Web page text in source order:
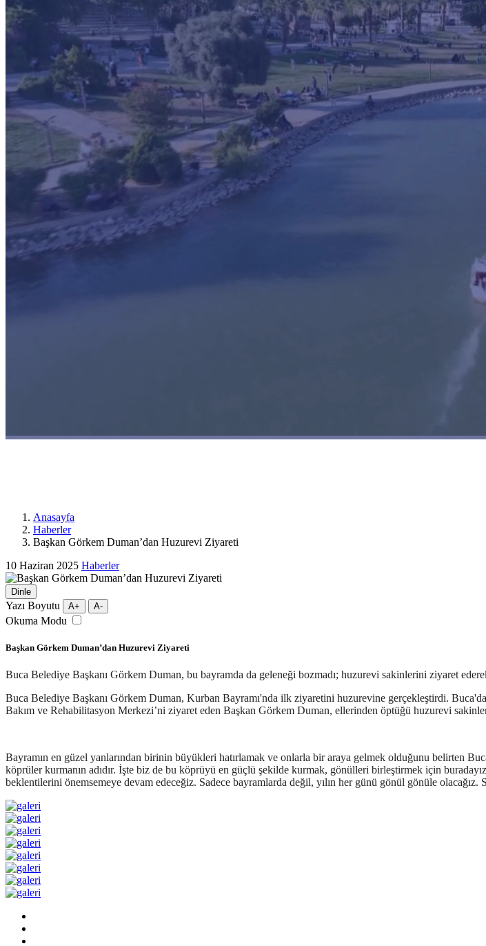
Anasayfa
Haberler
Başkan Görkem Duman’dan Huzurevi Ziyareti
10 Haziran 2025 Haberler
Dinle
Yazı Boyutu A+ A-
Okuma Modu
Başkan Görkem Duman’dan Huzurevi Ziyareti
Buca Belediye Başkanı Görkem Duman, bu bayramda da geleneği bozmadı; huzurevi sakinlerini ziyaret
Buca Belediye Başkanı Görkem Duman, Kurban Bayramı'nda ilk ziyaretini huzurevine gerçekleştirdi.
Bakım ve Rehabilitasyon Merkezi’ni ziyaret eden Başkan Görkem Duman, ellerinden öptüğü huzurevi
Bayramın en güzel yanlarından birinin büyükleri hatırlamak ve onlarla bir araya gelmek olduğunu belirten
köprüler kurmanın adıdır. İşte biz de bu köprüyü en güçlü şekilde kurmak, gönülleri birleştirmek için
beklentilerini önemsemeye devam edeceğiz. Sadece bayramlarda değil, yılın her günü gönül gönüle olacağız.